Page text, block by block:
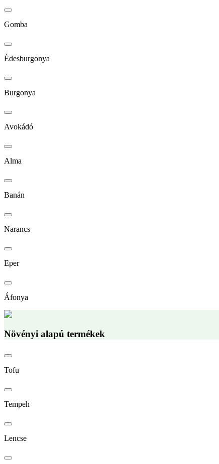
Gomba
Édesburgonya
Burgonya
Avokádó
Alma
Banán
Narancs
Eper
Áfonya
Növényi alapú termékek
Tofu
Tempeh
Lencse